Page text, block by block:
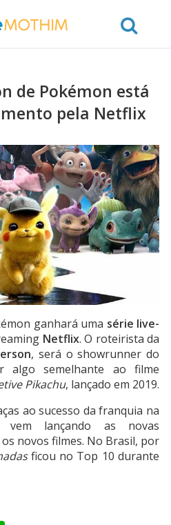
de Pokémon está
pela Netflix
ganhará uma série live-
Netflix. O roteirista da
, será o showrunner do
algo semelhante ao filme
Pikachu, lançado em 2019.
ao sucesso da franquia na
lançando as novas
novos filmes. No Brasil, por
ficou no Top 10 durante